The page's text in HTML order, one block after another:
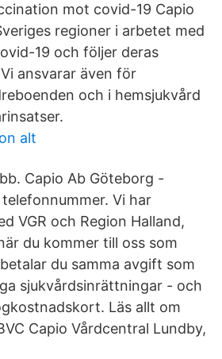
mot covid-19 Capio
regioner i arbetet med
19 och följer deras
ansvarar även för
och i hemsjukvård
alt
Capio Ab Göteborg -
Vi har
VGR och Region Halland,
du kommer till oss som
du samma avgift som
sjukvårdsinrättningar - och
Läs allt om
Capio Vårdcentral Lundby,